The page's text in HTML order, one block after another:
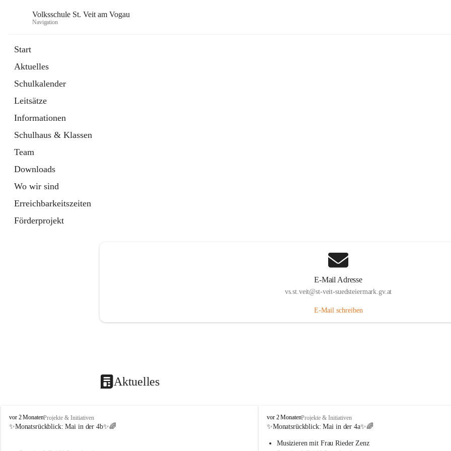
Volksschule St. Veit am Vogau
Navigation
Start
Aktuelles
Schulkalender
Leitsätze
Informationen
Schulhaus & Klassen
Team
Downloads
Wo wir sind
Erreichbarkeitszeiten
Förderprojekt
E-Mail Adresse
vs.st.veit@st-veit-suedsteiermark.gv.at
E-Mail schreiben
Aktuelles
V
o
vor 2 MonatenProjekte & Initiativen
✨Monatsrückblick: Mai in der 4b✨🌈
V
o
k
vor 2 MonatenProjekte & Initiativen
✨Monatsrückblick: Mai in der 4a✨🌈
Musizieren mit Frau Rieder Zenz